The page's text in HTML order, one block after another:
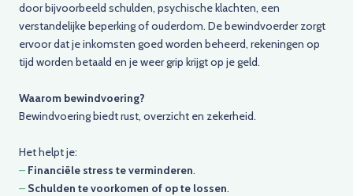
door bijvoorbeeld schulden, psychische klachten, een
verstandelijke beperking of ouderdom. De bewindvoerder zorgt
ervoor dat je inkomsten goed worden beheerd, rekeningen op
tijd worden betaald en je weer grip krijgt op je geld.
Waarom bewindvoering?
Bewindvoering biedt rust, overzicht en zekerheid.
Het helpt je:
– Financiële stress te verminderen.
– Schulden te voorkomen of op te lossen.